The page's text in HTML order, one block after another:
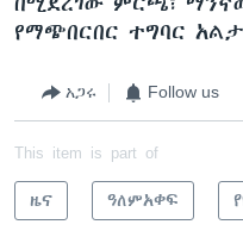
የማጭበርበር ተግባር
አጋሩ Follow us
This item is part of
ዜና ዓለምአቀፍ